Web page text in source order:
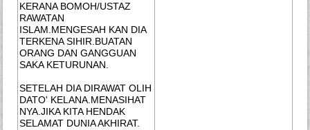
KERANA BOMOH/USTAZ
RAWATAN
ISLAM.MENGESAH KAN DIA
TERKENA SIHIR.BUATAN
ORANG DAN GANGGUAN
SAKA KETURUNAN.
SETELAH DIA DIRAWAT OLIH
DATO' KELANA.MENASIHAT
NYA.JIKA KITA HENDAK
SELAMAT DUNIA AKHIRAT.